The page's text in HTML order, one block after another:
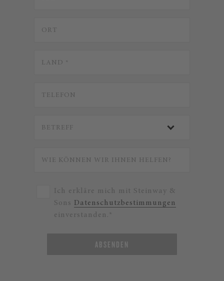
Ich erkläre mich mit Steinway &
Sons Datenschutzbestimmungen
einverstanden.*
ABSENDEN